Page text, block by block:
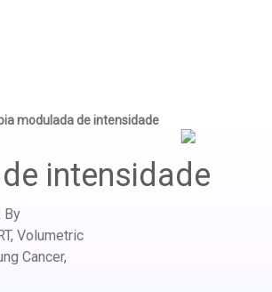
modulada de intensidade
intensidade
By
Volumetric
Cancer,